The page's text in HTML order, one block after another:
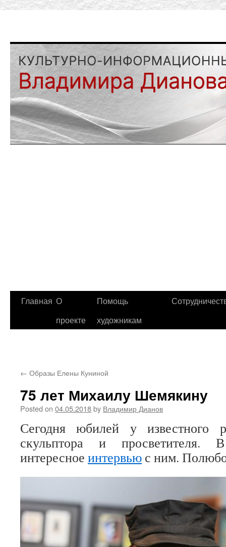
Главная О
проекте
Помощь
художникам
← Образы Елены Куниной
75 лет Михаилу Шемякину
Posted on 04.05.2018by Владимир Дианов
Сегодня юбилей у известного
скульптора и просветителя.
интересное интервью с ним.